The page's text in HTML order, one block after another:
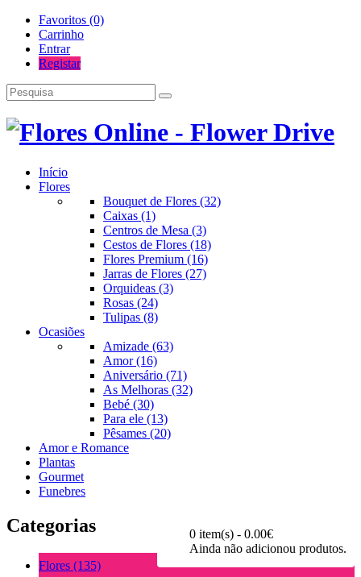
Favoritos (0)
Carrinho
Entrar
Registar
Início
Flores
Bouquet de Flores (32)
Caixas (1)
Centros de Mesa (3)
Cestos de Flores (18)
Flores Premium (16)
Jarras de Flores (27)
Orquideas (3)
Rosas (24)
Tulipas (8)
Ocasiões
Amizade (63)
Amor (16)
Aniversário (71)
As Melhoras (32)
Bebé (30)
Para ele (13)
Pêsames (20)
Amor e Romance
Plantas
Gourmet
Funebres
0 item(s) - 0.00€
Ainda não adicionou produtos.
Categorias
Flores (135)